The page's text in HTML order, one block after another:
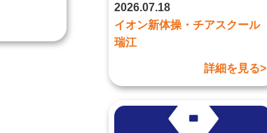
2026.07.18
イオン新体操・チアスクール
瑞江
詳細を見る>